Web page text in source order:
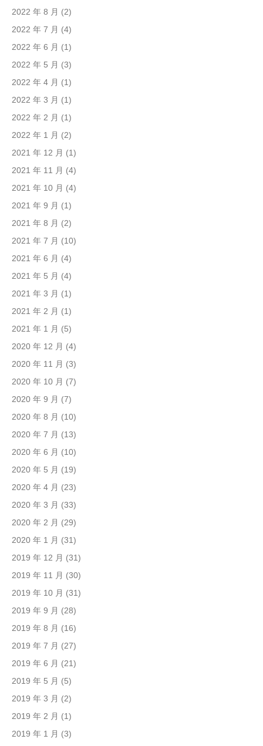
2022 年 8 月 (2)
2022 年 7 月 (4)
2022 年 6 月 (1)
2022 年 5 月 (3)
2022 年 4 月 (1)
2022 年 3 月 (1)
2022 年 2 月 (1)
2022 年 1 月 (2)
2021 年 12 月 (1)
2021 年 11 月 (4)
2021 年 10 月 (4)
2021 年 9 月 (1)
2021 年 8 月 (2)
2021 年 7 月 (10)
2021 年 6 月 (4)
2021 年 5 月 (4)
2021 年 3 月 (1)
2021 年 2 月 (1)
2021 年 1 月 (5)
2020 年 12 月 (4)
2020 年 11 月 (3)
2020 年 10 月 (7)
2020 年 9 月 (7)
2020 年 8 月 (10)
2020 年 7 月 (13)
2020 年 6 月 (10)
2020 年 5 月 (19)
2020 年 4 月 (23)
2020 年 3 月 (33)
2020 年 2 月 (29)
2020 年 1 月 (31)
2019 年 12 月 (31)
2019 年 11 月 (30)
2019 年 10 月 (31)
2019 年 9 月 (28)
2019 年 8 月 (16)
2019 年 7 月 (27)
2019 年 6 月 (21)
2019 年 5 月 (5)
2019 年 3 月 (2)
2019 年 2 月 (1)
2019 年 1 月 (3)